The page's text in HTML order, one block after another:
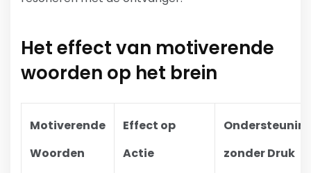
Het effect van motiverende
woorden op het brein
Motiverende
Woorden
Effect op
Actie
zonder Druk